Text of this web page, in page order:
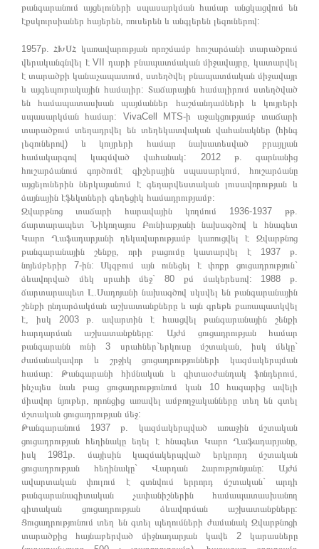
թանգարանում այցելուների սպասարկման համար անցկացվում են
էքսկուրսիաներ հայերեն, ռուսերեն և անգլերեն լեզուներով:
1957թ. ՀԽՍՀ կառավարության որոշմամբ հուշարձանի տարածքում
վերականգնվել է VII դարի բնապատմական միջավայրը, կատարվել
է տարածքի կանաչապատում, ստեղծվել բնապատմական միջավայր
և այգեպուրակային համալիր: Տաճարային համալիրում ստեղծված
են համապատասխան պայմաններ հաշմանդամների և կույրերի
սպասարկման համար: VivaCell MTS-ի աջակցությամբ տաճարի
տարածքում տեղադրվել են տեղեկատվական վահանակներ (հինգ
լեզուներով) և կույրերի համար նախատեսված բրայլյան
համակարգով կազմված վահանակ: 2012 թ. գարնանից
հուշարձանում գործումէ գիշերային սպասարկում, հուշարձանը
այցելուներին ներկայանում է գեղարվեստական լուսավորության և
ձայնային էֆեկտների գեղեցիկ համադրությամբ:
Զվարթնոց տաճարի հարավային կողմում 1936-1937 թթ.
ճարտարապետ Նիկողայոս Բունիաթյանի նախագծով և հնագետ
Կարո Ղաֆադարյանի ղեկավարությամբ կառուցվել է Զվարթնոց
թանգարանային շենքը, որի բացումը կատարվել է 1937 թ.
նոյեմբերիր 7-ին: Սկզբում այն ունեցել է փոքր ցուցադրություն`
ձևավորված մեկ սրահի մեջ` 80 քմ մակերեսով: 1988 թ.
ճարտարապետ Լ.Սադոյանի նախագծով սկսվել են թանգարանային
շենքի ընդարձակման աշխատանքները և այն գրեթե քառապատկվել
է, իսկ 2003 թ. ավարտին է հասցվել թանգարանային շենքի
հարդարման աշխատանքները: Այժմ ցուցադրության համար
թանգարանն ունի 3 սրահներ`երկուսը մշտական, իսկ մեկը`
ժամանակավոր և շրջիկ ցուցադրությունների կազմակերպման
համար: Թանգարանի հիմնական և գիտաօժանդակ ֆոնդերում,
ինչպես նաև բաց ցուցադրությունում կան 10 հազարից ավելի
միավոր նյութեր, որոնցից առավել ամբողջականները տեղ են գտել
մշտական ցուցադրության մեջ:
Թանգարանում 1937 թ. կազմակերպված առաջին մշտական
ցուցադրության հեղինակը եղել է հնագետ Կարո Ղաֆադարյանը,
իսկ 1981թ. մայիսին կազմակերպված երկրորդ մշտական
ցուցադրության հեղինակը` Վարդան Հարությունյանը: Այժմ
ավարտական փուլում է գտնվում երրորդ մշտական` արդի
թանգարանագիտական չափանիշներին համապատասխանող
գիտական ցուցադրության ձևավորման աշխատանքները:
Ցուցադրությունում տեղ են գտել պեղումների ժամանակ Զվարթնոցի
տարածքից հայնաբերված միջնադարյան կավե 2 կարասները